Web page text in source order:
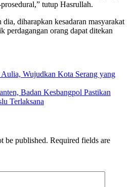
tutup Hasrullah.
diharapkan kesadaran masyarakat
perdagangan orang dapat ditekan
Wujudkan Kota Serang yang
Badan Kesbangpol Pastikan
Terlaksana
be published. Required fields are